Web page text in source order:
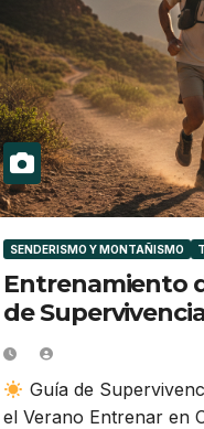
SENDERISMO Y MONTAÑISMO
Entrenamiento
de
Guía de
el Verano Entrenar en